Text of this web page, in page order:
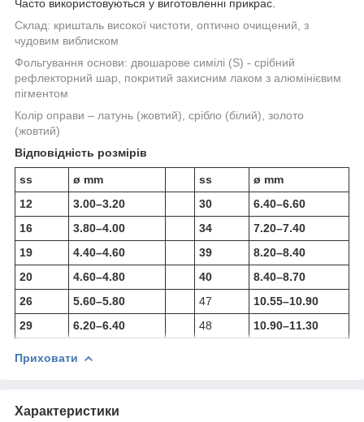
Часто використовуються у виготовленні прикрас.
Склад: кришталь високої чистоти, оптично очищений, з
чудовим виблиском
Фольгування основи: двошарове симілі (S) - срібний
рефлекторний шар, покритий захисним лаком з алюмінієвим
пігментом
Колір оправи – латунь (жовтий), срібло (білий), золото
(жовтий)
Відповідність розмірів
ss ø mm ss
ø mm
12
3.00–3.20 30
6.40–6.60
16
3.80–4.00 34
7.20–7.40
19
4.40–4.60 39
8.20–8.40
20
4.60–4.80 40
8.40–8.70
26
5.60–5.80 47
10.55–10.90
29
6.20–6.40 48 10.90–11.30
Приховати
Характеристики